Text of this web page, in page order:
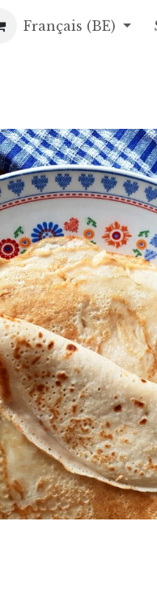
Gâteaux de fête
Français (BE)